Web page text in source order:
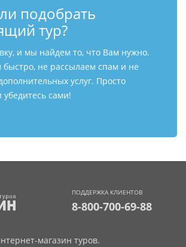
подобрать
тур?
и мы найдем то, что Вам нужно.
не рассылаем спам и не
услуг. Просто
убедитесь сами!
ПОДДЕРЖКА КЛИЕНТОВ
8-800-700-69-88
магазин туров.